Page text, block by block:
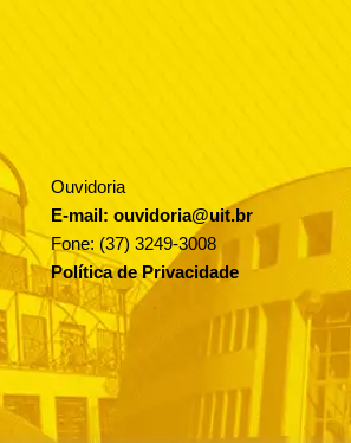
Ouvidoria
E-mail: ouvidoria@uit.br
Fone: (37) 3249-3008
Política de Privacidade